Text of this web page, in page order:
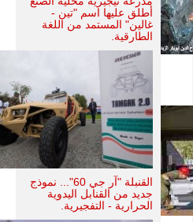
أطلق عليها اسم "تين -
غالين" المستمد من اللغة
الطارقية.
القنبلة "آر جي 60"... نموذج
جديد من القنابل اليدوية
الحرارية - التفجيرية.